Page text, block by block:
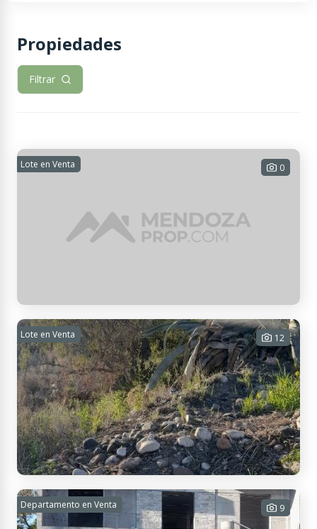
Propiedades
Filtrar
Lote en Venta 0
Ugarteche, Mendoza, Argentina
LOTES EN VENTA
2000 m² Tot.
$ 4.500.000 Contactar
Lote en Venta 12
Los Chañares b13, Mendoza, Argentina
LOTE EN VENTA
Departamento en Venta 9